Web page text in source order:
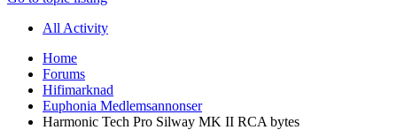
All Activity
Home
Forums
Hifimarknad
Euphonia Medlemsannonser
Harmonic Tech Pro Silway MK II RCA bytes